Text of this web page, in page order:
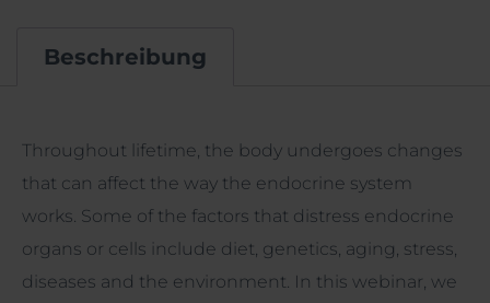
Beschreibung
Throughout lifetime, the body undergoes changes
that can affect the way the endocrine system
works. Some of the factors that distress endocrine
organs or cells include diet, genetics, aging, stress,
diseases and the environment. In this webinar, we